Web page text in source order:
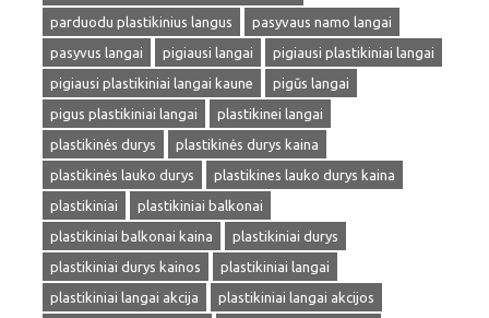
parduodu plastikinius langus
pasyvaus namo langai
pasyvus langai
pigiausi langai
pigiausi plastikiniai langai
pigiausi plastikiniai langai kaune
pigūs langai
pigus plastikiniai langai
plastikinei langai
plastikinės durys
plastikinės durys kaina
plastikinės lauko durys
plastikines lauko durys kaina
plastikiniai
plastikiniai balkonai
plastikiniai balkonai kaina
plastikiniai durys
plastikiniai durys kainos
plastikiniai langai
plastikiniai langai akcija
plastikiniai langai akcijos